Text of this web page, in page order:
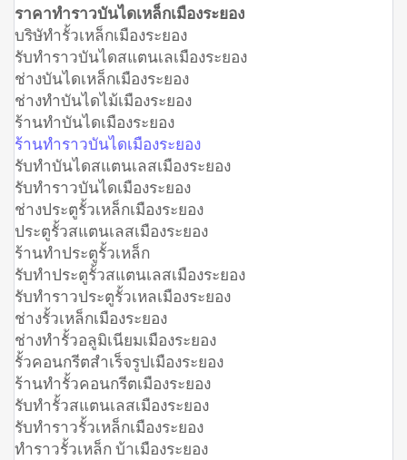
ราคาทำราวบันไดเหล็กเมืองระยอง
บริษัทำรั้วเหล็กเมืองระยอง
รับทำราวบันไดสแตนเลเมืองระยอง
ช่างบันไดเหล็กเมืองระยอง
ช่างทำบันไดไม้เมืองระยอง
ร้านทำบันไดเมืองระยอง
ร้านทำราวบันไดเมืองระยอง
รับทำบันไดสแตนเลสเมืองระยอง
รับทำราวบันไดเมืองระยอง
ช่างประตูรั้วเหล็กเมืองระยอง
ประตูรั้วสแตนเลสเมืองระยอง
ร้านทำประตูรั้วเหล็ก
รับทำประตูรั้วสแตนเลสเมืองระยอง
รับทำราวประตูรั้วเหลเมืองระยอง
ช่างรั้วเหล็กเมืองระยอง
ช่างทำรั้วอลูมิเนียมเมืองระยอง
รั้วคอนกรีตสำเร็จรูปเมืองระยอง
ร้านทำรั้วคอนกรีตเมืองระยอง
รับทำรั้วสแตนเลสเมืองระยอง
รับทำราวรั้วเหล็กเมืองระยอง
ทำราวรั้วเหล็ก บ้าเมืองระยอง